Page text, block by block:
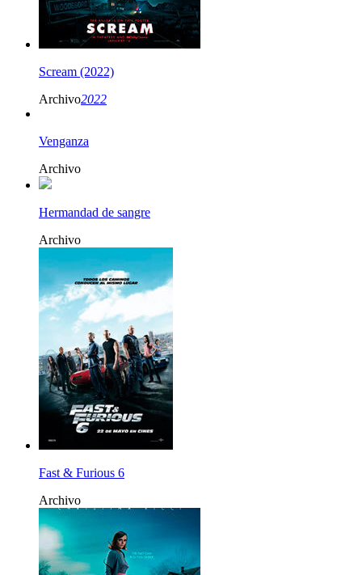
Scream (2022)
Archivo2022
Venganza
Archivo
Hermandad de sangre
Archivo
Fast & Furious 6
Archivo